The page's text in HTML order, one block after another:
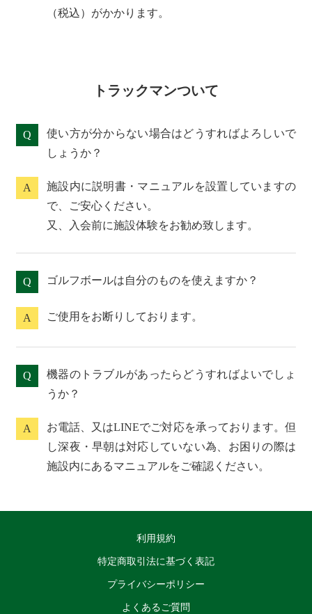
（税込）がかかります。
トラックマンついて
Q
使い方が分からない場合はどうすればよろしいで
しょうか？
A
施設内に説明書・マニュアルを設置していますの
で、ご安心ください。
又、入会前に施設体験をお勧め致します。
Q ゴルフボールは自分のものを使えますか？
A ご使用をお断りしております。
Q
機器のトラブルがあったらどうすればよいでしょ
うか？
A
お電話、又はLINEでご対応を承っております。但
し深夜・早朝は対応していない為、お困りの際は
施設内にあるマニュアルをご確認ください。
利用規約
特定商取引法に基づく表記
プライバシーポリシー
よくあるご質問